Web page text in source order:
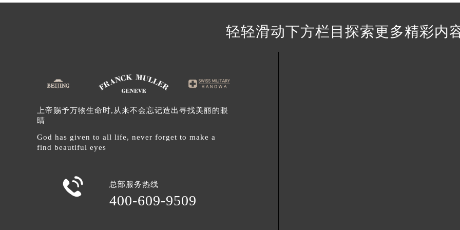
北京市朝阳区建国门外大街甲6号华熙国际中心D座11层1102室法穆兰售后服务中心（北京总部）（
北京市东城区东长安街1号王府井东方广场W3座6层602室法穆兰售后服务中心（需提前预约）
内蒙古自治区阿拉善盟市左旗土尔扈特大街法穆兰售后服务中心（需提前预约）
内蒙古自治区巴彦淖尔市临河区新华街法穆兰售后服务中心（需提前预约）
内蒙古自治区包头市青山区幸福路甲3号王府井百货名表维修法穆兰售后服务中心（需提前预约）
内蒙古自治区鄂尔多斯市东胜区伊金霍洛街法穆兰售后服务中心（需提前预约）
内蒙古自治区呼伦贝尔市海拉尔区中央街法穆兰售后服务中心（需提前预约）
内蒙古自治区乌海市海勃湾区人民南路法穆兰售后服务中心（需提前预约）
轻轻滑动下方栏目探索更多精彩内
上帝赐予万物生命时,从来不会忘记造出寻找美丽的眼
睛
God has given to all life, never forget to make a
find beautiful eyes
 总部服务热线
400-609-9509